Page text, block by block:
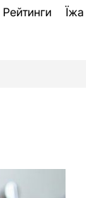
Рейтинги Їжа